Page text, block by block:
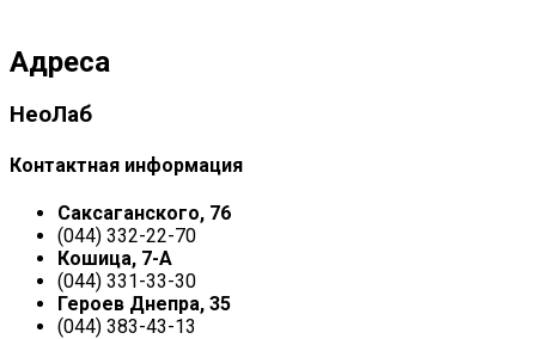
Адреса
НеоЛаб
Контактная информация
Саксаганского, 76
(044) 332-22-70
Кошица, 7-А
(044) 331-33-30
Героев Днепра, 35
(044) 383-43-13